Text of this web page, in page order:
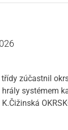
zúčastnil
systémem